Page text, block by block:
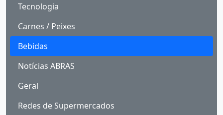
Tecnologia
Carnes / Peixes
Bebidas
Notícias ABRAS
Geral
Redes de Supermercados